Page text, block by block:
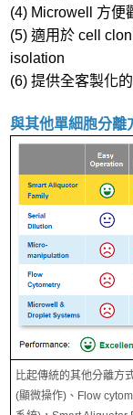
(4) Microwell 方便
(5) 適用於 cell
isolation
(6) 提供全客製化
與其他單細胞分離
比起傳統的其他分離方
(顯微操作)、Flow